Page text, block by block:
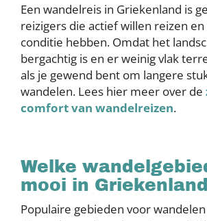
Een wandelreis in Griekenland is
reizigers die actief willen reizen
conditie hebben. Omdat het
bergachtig is en er weinig vlak
als je gewend bent om langere
wandelen. Lees hier meer over de
comfort van wandelreizen.
Welke
mooi in
Populaire gebieden voor